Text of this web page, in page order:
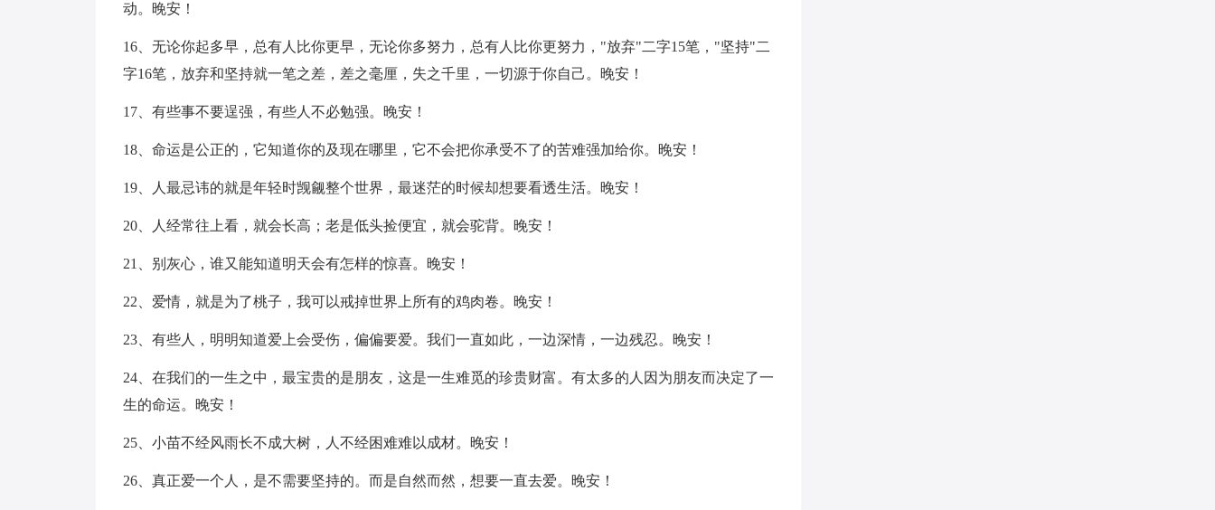
动。晚安！
16、无论你起多早，总有人比你更早，无论你多努力，总有人比你更努力，"放弃"二字15笔，"坚持"二
字16笔，放弃和坚持就一笔之差，差之毫厘，失之千里，一切源于你自己。晚安！
17、有些事不要逞强，有些人不必勉强。晚安！
18、命运是公正的，它知道你的及现在哪里，它不会把你承受不了的苦难强加给你。晚安！
19、人最忌讳的就是年轻时觊觎整个世界，最迷茫的时候却想要看透生活。晚安！
20、人经常往上看，就会长高；老是低头捡便宜，就会驼背。晚安！
21、别灰心，谁又能知道明天会有怎样的惊喜。晚安！
22、爱情，就是为了桃子，我可以戒掉世界上所有的鸡肉卷。晚安！
23、有些人，明明知道爱上会受伤，偏偏要爱。我们一直如此，一边深情，一边残忍。晚安！
24、在我们的一生之中，最宝贵的是朋友，这是一生难觅的珍贵财富。有太多的人因为朋友而决定了一
生的命运。晚安！
25、小苗不经风雨长不成大树，人不经困难难以成材。晚安！
26、真正爱一个人，是不需要坚持的。而是自然而然，想要一直去爱。晚安！